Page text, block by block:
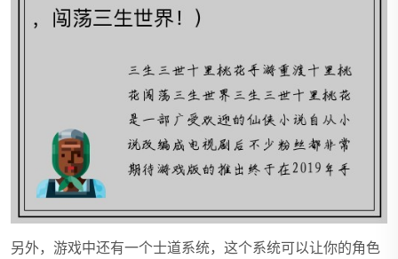
另外，游戏中还有一个士道系统，这个系统可以让你的角色